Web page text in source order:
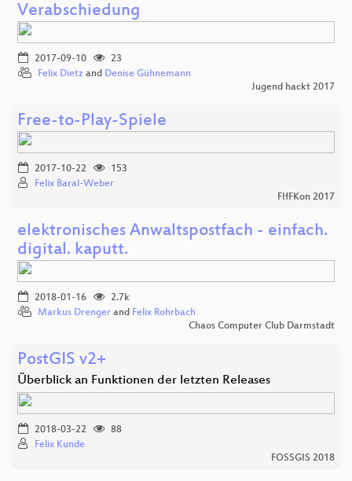
Verabschiedung
2017-09-10
23
Felix Dietz and Denise Gühnemann
Jugend hackt 2017
Free-to-Play-Spiele
2017-10-22
153
Felix Baral-Weber
FIfFKon 2017
elektronisches Anwaltspostfach - einfach.
digital. kaputt.
2018-01-16
2.7k
Markus Drenger and Felix Rohrbach
Chaos Computer Club Darmstadt
PostGIS v2+
Überblick an Funktionen der letzten Releases
2018-03-22
88
Felix Kunde
FOSSGIS 2018